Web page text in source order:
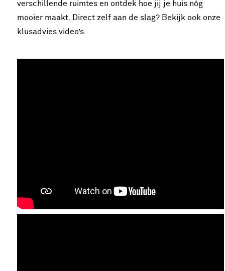
verschillende ruimtes en ontdek hoe jij je huis nóg
mooier maakt. Direct zelf aan de slag? Bekijk ook onze
klusadvies video’s.